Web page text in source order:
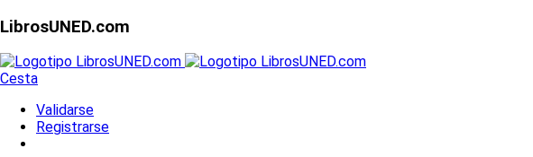
LibrosUNED.com
Cesta
Validarse
Registrarse